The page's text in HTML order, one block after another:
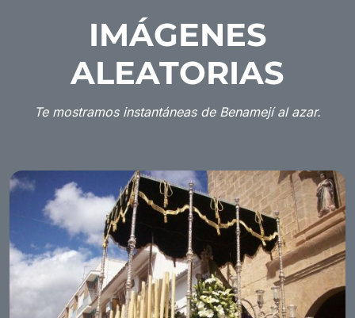
IMÁGENES
ALEATORIAS
Te mostramos instantáneas de Benamejí al azar.